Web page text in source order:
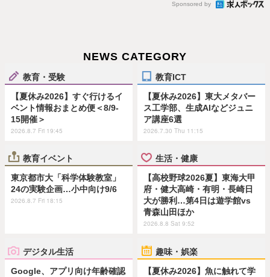
Sponsored by
NEWS CATEGORY
教育・受験
【夏休み2026】すぐ行けるイ
ベント情報おまとめ便＜8/9-
15開催＞
2026.8.7 Fri 19:45
教育ICT
【夏休み2026】東大メタバー
ス工学部、生成AIなどジュニ
ア講座6選
2026.7.30 Thu 11:15
教育イベント
東京都市大「科学体験教室」
24の実験企画…小中向け9/6
2026.8.7 Fri 18:15
生活・健康
【高校野球2026夏】東海大甲
府・健大高崎・有明・長崎日
大が勝利…第4日は遊学館vs
青森山田ほか
2026.8.8 Sat 9:52
デジタル生活
Google、アプリ向け年齢確認
趣味・娯楽
【夏休み2026】魚に触れて学